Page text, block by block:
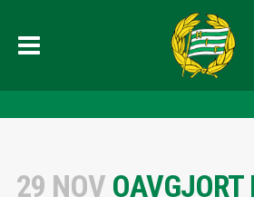
29 NOVOAVGJORT